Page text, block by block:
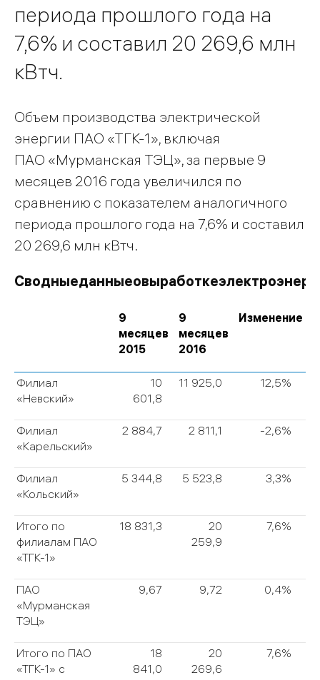
периода прошлого года на
7,6% и составил 20 269,6 млн
кВтч.
Объем производства электрической
энергии ПАО «ТГК-1», включая
ПАО «Мурманская ТЭЦ», за первые 9
месяцев 2016 года увеличился по
сравнению с показателем аналогичного
периода прошлого года на 7,6% и составил
20 269,6 млн кВтч.
Сводныеданныеовыработке
9
месяцев
2015
9
месяцев
2016
Изменение
Филиал
«Невский»
10
601,8
11 925,0 12,5%
Филиал
«Карельский»
2 884,7 2 811,1 -2,6%
Филиал
«Кольский»
5 344,8 5 523,8 3,3%
Итого по
филиалам ПАО
«ТГК-1»
18 831,3
20
259,9
7,6%
ПАО
«Мурманская
ТЭЦ»
9,67 9,72 0,4%
Итого по ПАО
«ТГК-1» с
18
841,0
20
269,6
7,6%